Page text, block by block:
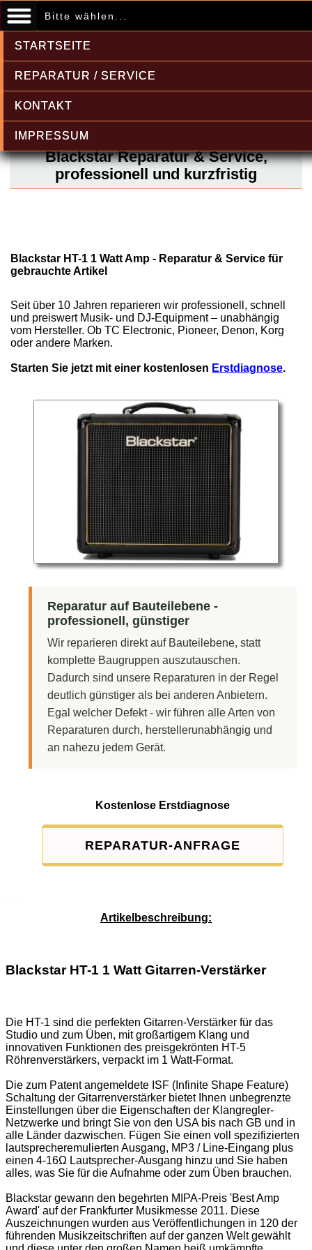
Bitte wählen...
STARTSEITE
REPARATUR / SERVICE
KONTAKT
IMPRESSUM
Blackstar Reparatur & Service,
professionell und kurzfristig
Blackstar HT-1 1 Watt Amp - Reparatur & Service für
gebrauchte Artikel
Seit über 10 Jahren reparieren wir professionell, schnell
und preiswert Musik- und DJ-Equipment – unabhängig
vom Hersteller. Ob TC Electronic, Pioneer, Denon, Korg
oder andere Marken.
Starten Sie jetzt mit einer kostenlosen Erstdiagnose.
Reparatur auf Bauteilebene -
professionell, günstiger
Wir reparieren direkt auf Bauteilebene, statt
komplette Baugruppen auszutauschen.
Dadurch sind unsere Reparaturen in der Regel
deutlich günstiger als bei anderen Anbietern.
Egal welcher Defekt - wir führen alle Arten von
Reparaturen durch, herstellerunabhängig und
an nahezu jedem Gerät.
Kostenlose Erstdiagnose
REPARATUR-ANFRAGE
Artikelbeschreibung:
Blackstar HT-1 1 Watt Gitarren-Verstärker
Die HT-1 sind die perfekten Gitarren-Verstärker für das
Studio und zum Üben, mit großartigem Klang und
innovativen Funktionen des preisgekrönten HT-5
Röhrenverstärkers, verpackt im 1 Watt-Format.
Die zum Patent angemeldete ISF (Infinite Shape Feature)
Schaltung der Gitarrenverstärker bietet Ihnen unbegrenzte
Einstellungen über die Eigenschaften der Klangregler-
Netzwerke und bringt Sie von den USA bis nach GB und in
alle Länder dazwischen. Fügen Sie einen voll spezifizierten
lautsprecheremulierten Ausgang, MP3 / Line-Eingang plus
einen 4-16Ω Lautsprecher-Ausgang hinzu und Sie haben
alles, was Sie für die Aufnahme oder zum Üben brauchen.
Blackstar gewann den begehrten MIPA-Preis 'Best Amp
Award' auf der Frankfurter Musikmesse 2011. Diese
Auszeichnungen wurden aus Veröffentlichungen in 120 der
führenden Musikzeitschriften auf der ganzen Welt gewählt